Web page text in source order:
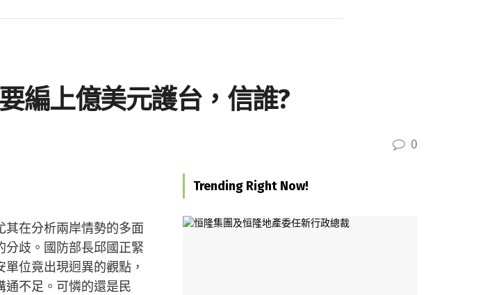
編上億美元護台，信誰?
0
在分析兩岸情勢的多面
歧。國防部長邱國正緊
位竟出現迥異的觀點，
通不足。可憐的還是民
Trending Right Now!